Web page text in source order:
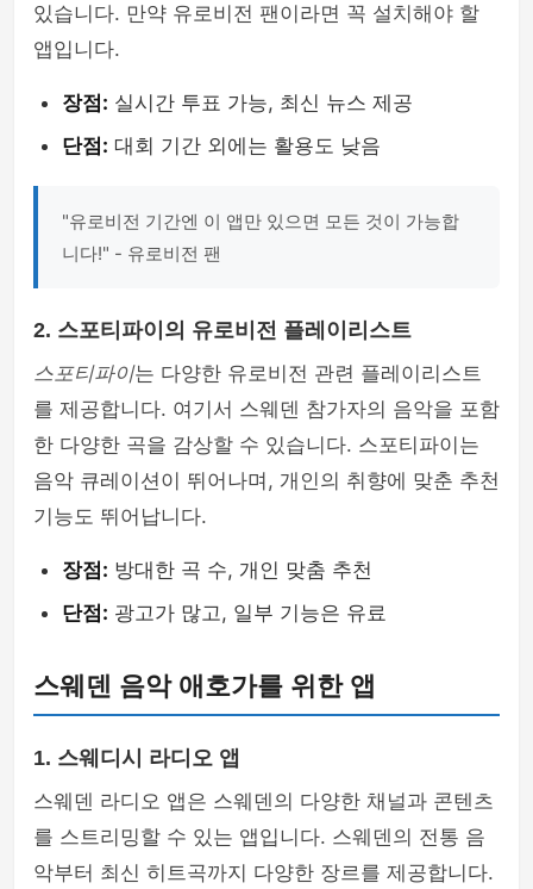
있습니다. 만약 유로비전 팬이라면 꼭 설치해야 할
앱입니다.
장점: 실시간 투표 가능, 최신 뉴스 제공
단점: 대회 기간 외에는 활용도 낮음
"유로비전 기간엔 이 앱만 있으면 모든 것이 가능합
니다!" - 유로비전 팬
2. 스포티파이의 유로비전 플레이리스트
스포티파이는 다양한 유로비전 관련 플레이리스트
를 제공합니다. 여기서 스웨덴 참가자의 음악을 포함
한 다양한 곡을 감상할 수 있습니다. 스포티파이는
음악 큐레이션이 뛰어나며, 개인의 취향에 맞춘 추천
기능도 뛰어납니다.
장점: 방대한 곡 수, 개인 맞춤 추천
단점: 광고가 많고, 일부 기능은 유료
스웨덴 음악 애호가를 위한 앱
1. 스웨디시 라디오 앱
스웨덴 라디오 앱은 스웨덴의 다양한 채널과 콘텐츠
를 스트리밍할 수 있는 앱입니다. 스웨덴의 전통 음
악부터 최신 히트곡까지 다양한 장르를 제공합니다.